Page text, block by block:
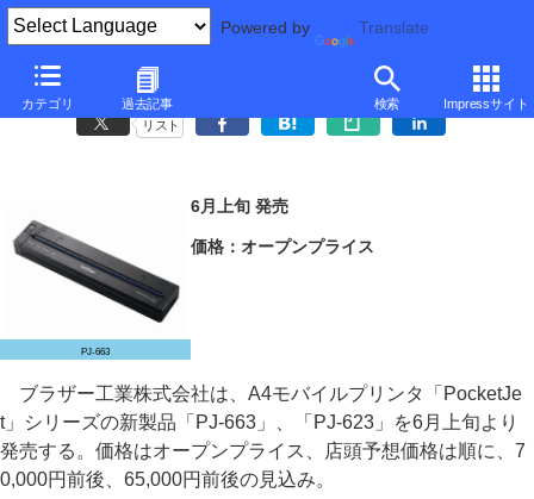
Powered by Translate
カテゴリ 過去記事 検索 Impressサイト
ブラザー、印刷速度を高速化したA4モバイルプリンタ
リスト
PJ-663
6月上旬 発売
価格：オープンプライス
ブラザー工業株式会社は、A4モバイルプリンタ「PocketJe
t」シリーズの新製品「PJ-663」、「PJ-623」を6月上旬より
発売する。価格はオープンプライス、店頭予想価格は順に、7
0,000円前後、65,000円前後の見込み。